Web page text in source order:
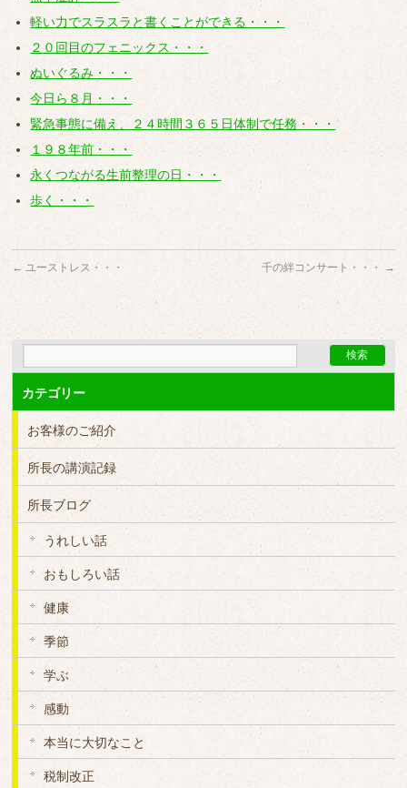
軽い力でスラスラと書くことができる・・・
２０回目のフェニックス・・・
ぬいぐるみ・・・
今日ら８月・・・
緊急事態に備え、２４時間３６５日体制で任務・・・
１９８年前・・・
永くつながる生前整理の日・・・
歩く・・・
← ユーストレス・・・ 千の絆コンサート・・・ →
カテゴリー
お客様のご紹介
所長の講演記録
所長ブログ
うれしい話
おもしろい話
健康
季節
学ぶ
感動
本当に大切なこと
税制改正